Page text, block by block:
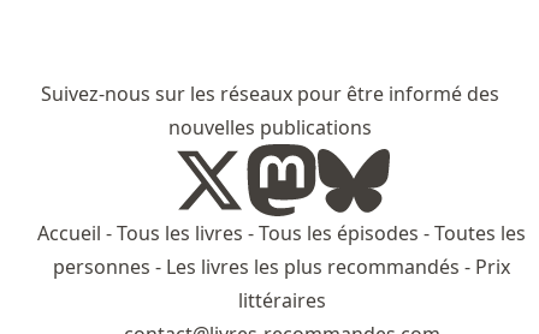
Suivez-nous sur les réseaux pour être informé des
nouvelles publications
Accueil -Tous les livres -Tous les épisodes -Toutes les
personnes - Les livres les plus recommandés - Prix
littéraires